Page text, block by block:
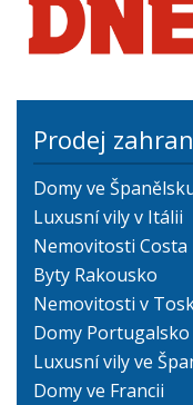
Prodej
Domy ve
Luxusní vily v Itálii
Nemovitosti Costa
Byty Rakousko
Nemovitosti v
Domy Portugalsko
Luxusní vily ve
Domy ve Francii